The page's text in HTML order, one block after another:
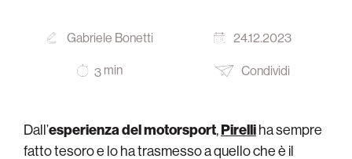
Gabriele Bonetti 24.12.2023
3 min Condividi
Dall’esperienza del motorsport,Pirelliha sempre
fatto tesoro e lo ha trasmesso a quello che è il